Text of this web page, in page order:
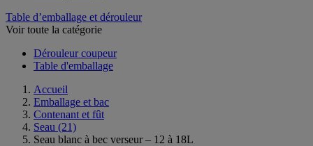
Table d’emballage et dérouleur
Voir toute la catégorie
Dérouleur coupeur
Table d'emballage
Accueil
Emballage et bac
Contenant et fût
Seau (21)
Seau blanc à bec verseur – 12 à 18L